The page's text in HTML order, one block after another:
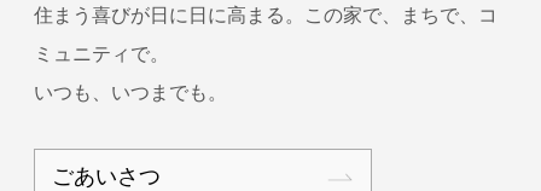
住まう喜びが日に日に高まる。この家で、まちで、コ
ミュニティで。
いつも、いつまでも。
ごあいさつ